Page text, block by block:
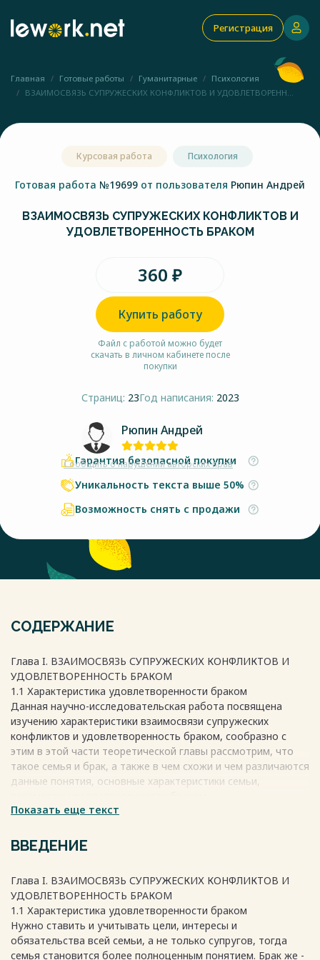
Регистрация
Главная Готовые работы Гуманитарные
Психология
ВЗАИМОСВЯЗЬ СУПРУЖЕСКИХ КОНФЛИКТОВ И УДОВЛЕТВОРЕНН...
Курсовая работа Психология
Готовая работа №19699 от пользователя Рюпин Андрей
ВЗАИМОСВЯЗЬ СУПРУЖЕСКИХ КОНФЛИКТОВ И
УДОВЛЕТВОРЕННОСТЬ БРАКОМ
360 ₽
Купить работу
Файл с работой можно будет
скачать в личном кабинете после
покупки
Страниц: 23Год написания: 2023
Рюпин Андрей
Сообщить о нарушении авторских прав
Гарантия безопасной покупки
Уникальность текста выше 50%
Возможность снять с продажи
СОДЕРЖАНИЕ
Глава I. ВЗАИМОСВЯЗЬ СУПРУЖЕСКИХ КОНФЛИКТОВ И
УДОВЛЕТВОРЕННОСТЬ БРАКОМ
1.1 Характеристика удовлетворенности браком
Данная научно-исследовательская работа посвящена
изучению характеристики взаимосвязи супружеских
конфликтов и удовлетворенность браком, сообразно с
этим в этой части теоретической главы рассмотрим, что
такое семья и брак, а также в чем схожи и чем различаются
данные понятия, основные характеристики семьи,
Для начала изучим следующие термины: семья и брак,
«Семья — ячейка (малая социальная группа) общества,
важнейшая форма организации личного быта, основанная
отношениях между мужем и женой, родителями и детьми,
братьями и сестрами, и другими родственниками,
живущими вместе и ведущими общее хозяйство»
[Соловьев Н. Я., 1977].
Стоит немного расширить данное понятие и добавить в
Показать еще текст
ВВЕДЕНИЕ
Глава I. ВЗАИМОСВЯЗЬ СУПРУЖЕСКИХ КОНФЛИКТОВ И
УДОВЛЕТВОРЕННОСТЬ БРАКОМ
1.1 Характеристика удовлетворенности браком
Нужно ставить и учитывать цели, интересы и
обязательства всей семьи, а не только супругов, тогда
семья становится более полноценным понятием. Брак же -